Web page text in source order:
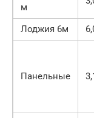
м
Лоджия 6м
Панельные